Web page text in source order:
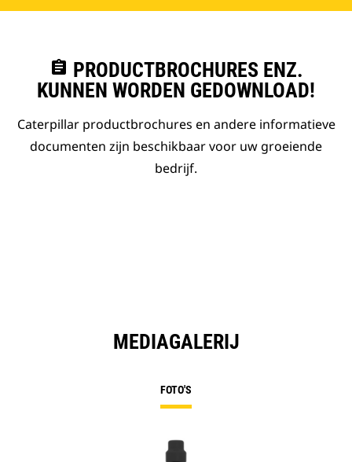
assignment PRODUCTBROCHURES ENZ.
KUNNEN WORDEN GEDOWNLOAD!
Caterpillar productbrochures en andere informatieve
documenten zijn beschikbaar voor uw groeiende
bedrijf.
MEDIAGALERIJ
FOTO'S